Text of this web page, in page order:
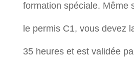
formation spéciale. Même
le permis C1, vous devez
35 heures et est validée